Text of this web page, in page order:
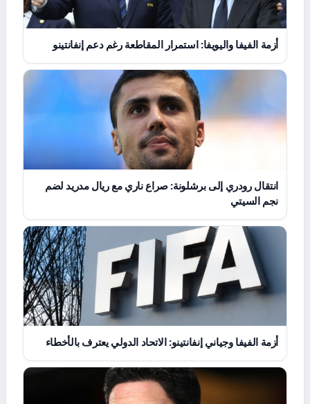
أزمة الفيفا واليويفا: استمرار المقاطعة رغم دعم إنفانتينو
انتقال رودري إلى برشلونة: صراع ناري مع ريال مدريد لضم
نجم السيتي
أزمة الفيفا وجياني إنفانتينو: الاتحاد الدولي يعترف بالأخطاء